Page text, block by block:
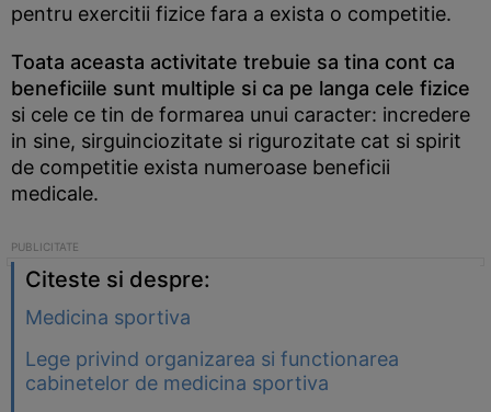
pentru exercitii fizice fara a exista o competitie.
Toata aceasta activitate trebuie sa tina cont ca
beneficiile sunt multiple si ca pe langa cele fizice
si cele ce tin de formarea unui caracter: incredere
in sine, sirguinciozitate si rigurozitate cat si spirit
de competitie exista numeroase beneficii
medicale.
Citeste si despre:
Medicina sportiva
Lege privind organizarea si functionarea
cabinetelor de medicina sportiva